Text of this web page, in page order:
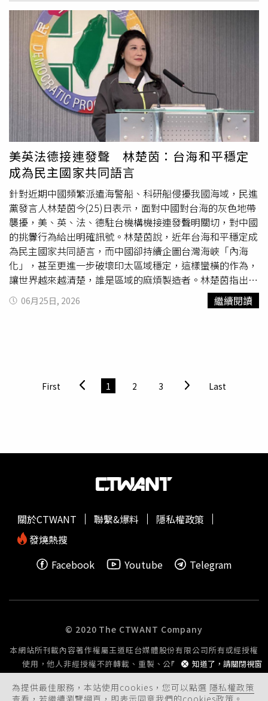
碼簡訊，務必提高警覺，這極可能代表有不法分子正嘗試侵
入帳號。此外，真正的電信業者、銀行、客服或政府機關，
原則上絕不會主動致電、傳送訊息或透過網頁向用戶索取驗
證碼，民眾切勿在來源不明的網頁輸入敏感資訊，以免落入
詐騙陷阱。最後，NCC也呼籲大眾，若發現自身帳號出現異
常跡象，應立即採取緊急應變措施。民眾應第一時間更換密
碼和仔細檢查登入紀錄，並開啟雙重驗證功能以強化資安防
護；同時，民眾可即時向相關服務平台、金融機構、電信業
者或直接撥打「165」反詐騙諮詢專線進行查證，透過「多
查證一步」的舉動，有效降低資安與財產受損的風險。事實
上，內政部警政署「165打詐儀錶板」日前也分享個案，有
民眾收到自稱某購物平台寄出的中獎信件，按照指示點入網
站並填寫信用卡與OTP驗證碼後，短短幾分鐘內遭盜刷逾2
萬元。對此，「165打詐儀錶板」也列出5招防詐小撇步，
首先是官方平台不會透過Email要求輸入信用卡或OTP驗證
碼；中獎通知加上點擊連結領獎，就是典型釣魚手法；網頁
可以偽造仿真，操作前務必確認，公部門網址結尾是
gov.tw；OTP驗證碼等同交易授權碼，絕不能提供給任何陌
生網站；收到可疑郵件時，應直接透過官方APP或官網查
證，不輕易點擊信件連結。
美英法德接連發聲 林楚茵：台海和平穩定
成為民主國家共同語言
針對近期中國頻繁派遣海警船、科研船侵擾我國海域，民進
黨發言人林楚茵今(25)日表示，面對中國對台海的灰色地帶
襲擾，美、英、法、德駐台機構機接連發聲明關切，對中國
的挑釁行為給出明確訊號。林楚茵說，近年台海和平穩定成
為民主國家共同語言，而中國卻持續企圖台灣海峽「內海
化」，甚至更進一步破壞印太區域穩定，這樣蠻橫的作為，
讓世界越來越清楚，誰是區域的麻煩製造者。林楚茵指出，
中國對台海不斷侵擾，國際社會接連對中國在台灣周邊的挑
釁行動發出明確訊號。美國在台協會（AIT）公開對中國海
定、航行自由與國際航運安全，並重申反對任何以威脅、武
力或脅迫方式改變現狀，強調航行自由及船舶安全必須受到
續指，從近五年的發展來看，無論是G7、美日韓峰會、歐
會，「維持台海和平穩定、反對片面改變現狀」已經成為民
主國家共同語言。從元首、外長、國防部長到國際組織，不
平的共同意志。這顯示國際社會對中國威脅的認知，已從單
一事件提升為對整個印太安全秩序的共同關切。林楚茵表
局，近年來卻持續透過灰色地帶脅迫改變現狀。共軍軍機艦
一島鏈，改變既有秩序。中國這些蠻橫的作為，每一項都在
證明中共當局就是不斷以軍事威脅、經濟脅迫與法律戰改變
現狀的一方。林楚茵強調，台灣站在民主防線的最前沿，也
是全球半導體與高科技供應鏈的重要樞紐。我們守護的不只
是自身的民主自由，更是全球經濟與科技發展不可或缺的重
要環節。面對威權擴張，台灣將持續強化自我防衛能力，提
06月25日, 2026 繼續閱讀
First 1 2 3 Last
為提供最佳服務，本站使用cookies，您可以點選 隱私權政策
查看，若繼續瀏覽網頁，即表示同意我們的cookies政策。
知道了，請關閉視窗
關於CTWANT 聯繫&爆料
隱私權政策
發燒熱搜
Facebook
Youtube Telegram
© 2020 The CTWANT Company
本網站所刊載內容著作權屬王道旺台媒體股份有限公司所有或經授權
使用，他人非經授權不許轉載、重製、公開播送或公開傳輸。